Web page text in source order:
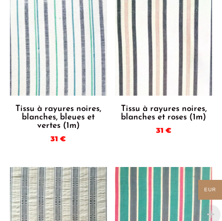
Tissu à rayures noires,
blanches, bleues et
vertes (1m)
31€
Tissu à rayures noires,
blanches et roses (1m)
31 €
EUR